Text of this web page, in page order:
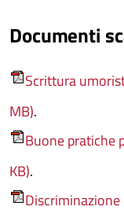
Documenti
Scrittura
MB).
Buone pratiche
KB).